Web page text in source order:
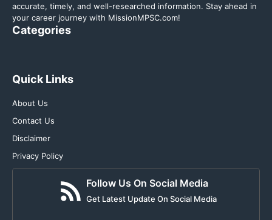
accurate, timely, and well-researched information. Stay ahead in
your career journey with MissionMPSC.com!
Categories
Quick Links
About Us
Contact Us
Disclaimer
Privacy Policy
Follow Us On Social Media
Get Latest Update On Social Media